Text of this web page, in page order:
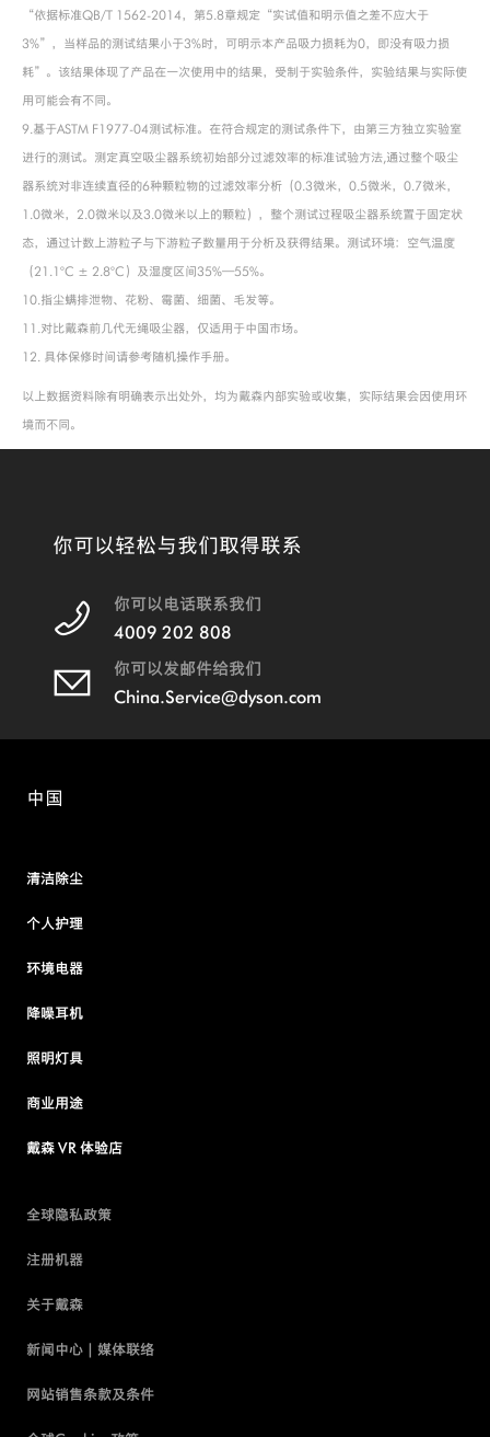
“依据标准QB/T 1562-2014，第5.8章规定“实试值和明示值之差不应大于
3%”，当样品的测试结果小于3%时，可明示本产品吸力损耗为0，即没有吸力损
耗”。该结果体现了产品在一次使用中的结果，受制于实验条件，实验结果与实际使
用可能会有不同。
9.基于ASTM F1977-04测试标准。在符合规定的测试条件下，由第三方独立实验室
进行的测试。测定真空吸尘器系统初始部分过滤效率的标准试验方法,通过整个吸尘
器系统对非连续直径的6种颗粒物的过滤效率分析（0.3微米，0.5微米，0.7微米，
1.0微米，2.0微米以及3.0微米以上的颗粒），整个测试过程吸尘器系统置于固定状
态，通过计数上游粒子与下游粒子数量用于分析及获得结果。测试环境：空气温度
（21.1°C ± 2.8°C）及湿度区间35%—55%。
10.指尘螨排泄物、花粉、霉菌、细菌、毛发等。
11.对比戴森前几代无绳吸尘器，仅适用于中国市场。
12. 具体保修时间请参考随机操作手册。
以上数据资料除有明确表示出处外，均为戴森内部实验或收集，实际结果会因使用环
境而不同。
你可以轻松与我们取得联系
你可以电话联系我们
4009 202 808
你可以发邮件给我们
China.Service@dyson.com
中国
清洁除尘
个人护理
环境电器
降噪耳机
照明灯具
商业用途
戴森 VR 体验店
全球隐私政策
注册机器
关于戴森
新闻中心 | 媒体联络
网站销售条款及条件